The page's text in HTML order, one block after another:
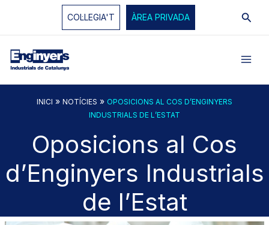
COL·LEGIA'T ÀREA PRIVADA
INICI » NOTÍCIES » OPOSICIONS AL COS D’ENGINYERS
INDUSTRIALS DE L’ESTAT
Oposicions al Cos
d’Enginyers Industrials
de l’Estat